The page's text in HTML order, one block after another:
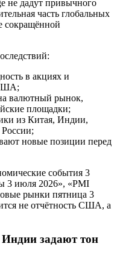
не дадут привычного
часть глобальных
сокращённой
в акциях и
валютный рынок,
площадки;
из Китая, Индии,
новые позиции перед
события 3
3 июля 2026», «PMI
рынки пятница 3
не отчётность США, а
задают тон